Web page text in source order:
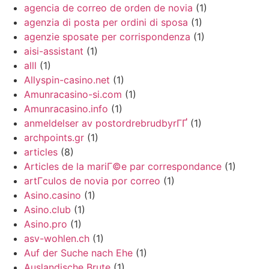
agencia de correo de orden de novia (1)
agenzia di posta per ordini di sposa (1)
agenzie sposate per corrispondenza (1)
aisi-assistant (1)
alll (1)
Allyspin-casino.net (1)
Amunracasino-si.com (1)
Amunracasino.info (1)
anmeldelser av postordrebrudbyrГҐ (1)
archpoints.gr (1)
articles (8)
Articles de la mariГ©e par correspondance (1)
artГ­culos de novia por correo (1)
Asino.casino (1)
Asino.club (1)
Asino.pro (1)
asv-wohlen.ch (1)
Auf der Suche nach Ehe (1)